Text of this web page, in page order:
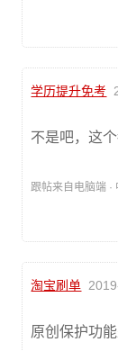
学历提升免考
不是吧，这
跟帖来自电脑端 ·
淘宝刷单
原创保护功